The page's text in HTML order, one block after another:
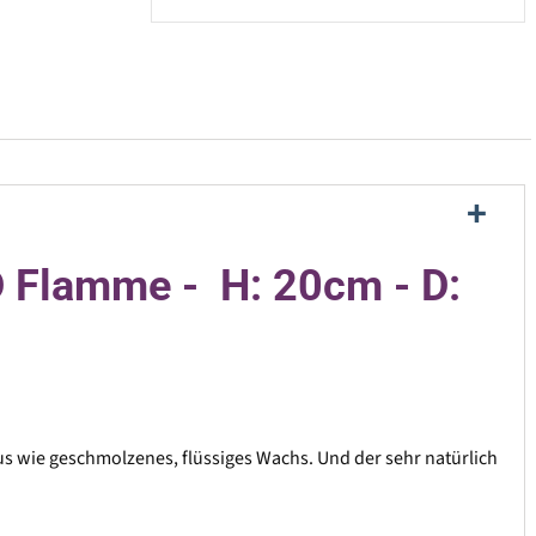
Flamme - H: 20cm - D:
geschmolzenes, flüssiges Wachs. Und der sehr natürlich